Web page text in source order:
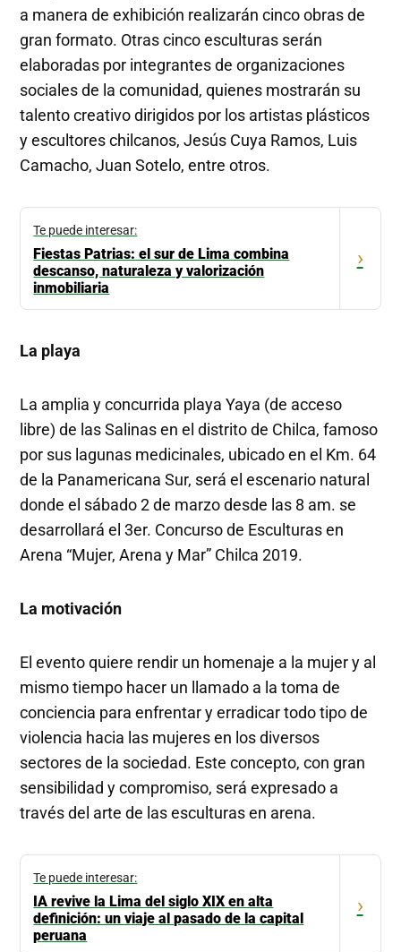
a manera de exhibición realizarán cinco obras de
gran formato. Otras cinco esculturas serán
elaboradas por integrantes de organizaciones
sociales de la comunidad, quienes mostrarán su
talento creativo dirigidos por los artistas plásticos
y escultores chilcanos, Jesús Cuya Ramos, Luis
Camacho, Juan Sotelo, entre otros.
Te puede interesar:
Fiestas Patrias: el sur de Lima combina
descanso, naturaleza y valorización
inmobiliaria
›
La playa
La amplia y concurrida playa Yaya (de acceso
libre) de las Salinas en el distrito de Chilca, famoso
por sus lagunas medicinales, ubicado en el Km. 64
de la Panamericana Sur, será el escenario natural
donde el sábado 2 de marzo desde las 8 am. se
desarrollará el 3er. Concurso de Esculturas en
Arena “Mujer, Arena y Mar” Chilca 2019.
La motivación
El evento quiere rendir un homenaje a la mujer y al
mismo tiempo hacer un llamado a la toma de
conciencia para enfrentar y erradicar todo tipo de
violencia hacia las mujeres en los diversos
sectores de la sociedad. Este concepto, con gran
sensibilidad y compromiso, será expresado a
través del arte de las esculturas en arena.
Te puede interesar:
IA revive la Lima del siglo XIX en alta
definición: un viaje al pasado de la capital
peruana
›